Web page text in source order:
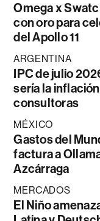
Omega x
con oro para
del Apollo 11
ARGENTINA
IPC de julio
sería la
consultoras
MÉXICO
Gastos del
factura a
Azcárraga
MERCADOS
El Niño